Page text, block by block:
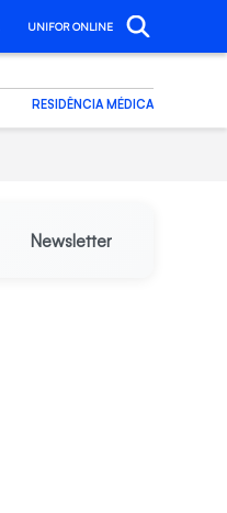
UNIFOR ONLINE
RESIDÊNCIA MÉDICA
Newsletter